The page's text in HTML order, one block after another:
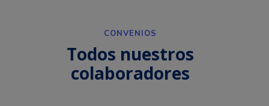
CONVENIOS
Todos nuestros
colaboradores